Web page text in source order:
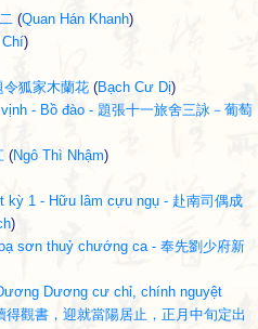
(Quan Hán Khanh)
)
狐家木蘭花 (Bạch Cư Dị)
- Bồ đào - 題張十一旅舍三詠－葡萄
(Ngô Thì Nhậm)
kỳ 1 - Hữu lâm cựu ngụ - 赴南司偶成
)
sơn thuỷ chướng ca - 奉先劉少府新
Dương cư chỉ, chính nguyệt
觀書，迎就當陽居止，正月中旬定出